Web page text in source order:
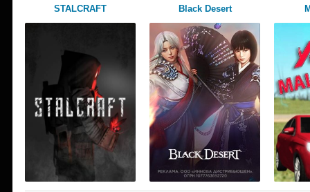
STALCRAFT Black Desert